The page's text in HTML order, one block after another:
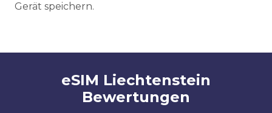
Gerät speichern.
eSIM Liechtenstein
Bewertungen